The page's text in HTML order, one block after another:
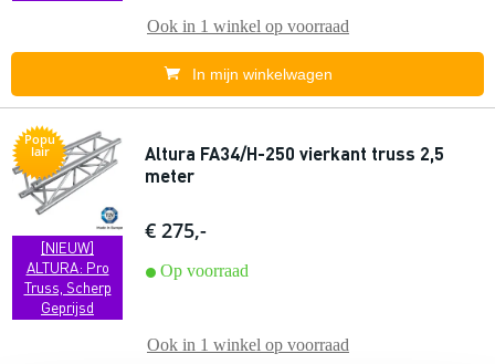
Ook in 1 winkel op voorraad
In mijn winkelwagen
Popu
lair
[NIEUW]
ALTURA: Pro
Truss, Scherp
Geprijsd
Altura FA34/H-250 vierkant truss 2,5
meter
€ 275,-
Op voorraad
Ook in 1 winkel op voorraad